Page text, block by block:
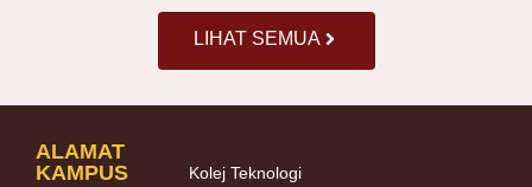
LIHAT SEMUA
ALAMAT
KAMPUS
Kolej Teknologi